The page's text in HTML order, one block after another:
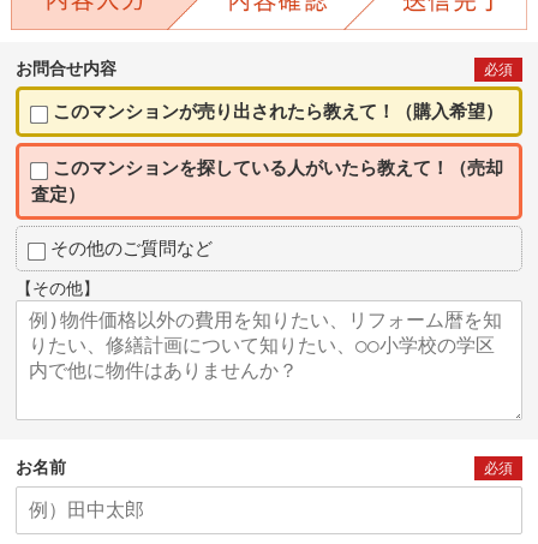
お問合せ内容 必須
このマンションが売り出されたら教えて！（購入希望）
このマンションを探している人がいたら教えて！（売却
査定）
その他のご質問など
【その他】
お名前 必須